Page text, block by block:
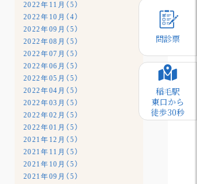
2022年11月（5）
2022年10月（4）
2022年09月（5）
2022年08月（5）
2022年07月（5）
2022年06月（5）
2022年05月（5）
2022年04月（5）
2022年03月（5）
2022年02月（5）
2022年01月（5）
2021年12月（5）
2021年11月（5）
2021年10月（5）
2021年09月（5）
問診票
稲毛駅
東口から
徒歩30秒